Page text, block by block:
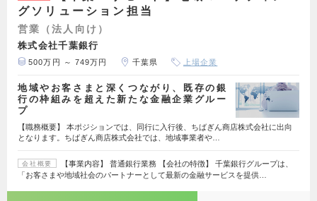
グソリューション担当
営業（法人向け）
株式会社千葉銀行
500万円 ～ 749万円 千葉県 上場企業
地域やお客さまと深くつながり、既存の銀
行の枠組みを超えた新たな金融企業グルー
プ
【職務概要】 本ポジションでは、同行に入行後、ちばぎん商店株式会社に出向
となります。ちばぎん商店株式会社では、地域事業者や…
会社概要
【事業内容】 普通銀行業務 【会社の特徴】 千葉銀行グループは、
「お客さまや地域社会のパートナーとして最新の金融サービスを提供…